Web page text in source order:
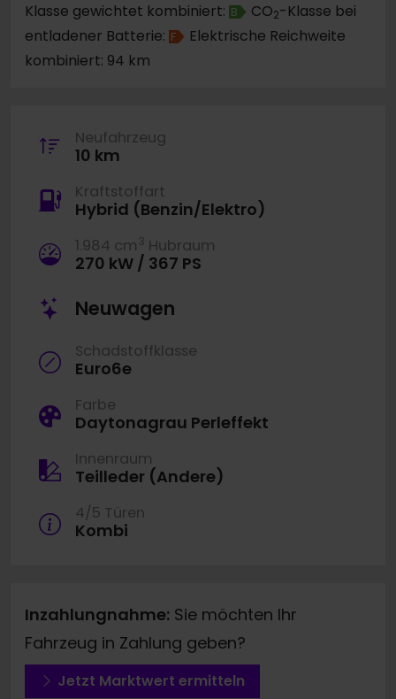
Klasse gewichtet kombiniert: B CO2-Klasse bei
entladener Batterie: F
Elektrische Reichweite
kombiniert: 94 km
Neufahrzeug
10 km
Kraftstoffart
Hybrid (Benzin/Elektro)
1.984 cm 3 Hubraum
270 kW / 367 PS
Neuwagen
Schadstoffklasse
Euro6e
Farbe
Daytonagrau Perleffekt
Innenraum
Teilleder (Andere)
4/5 Türen
Kombi
Inzahlungnahme: Sie möchten Ihr
Fahrzeug in Zahlung geben?
Jetzt Marktwert ermitteln